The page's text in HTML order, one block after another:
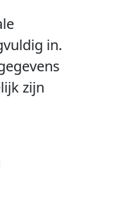
in.
zijn